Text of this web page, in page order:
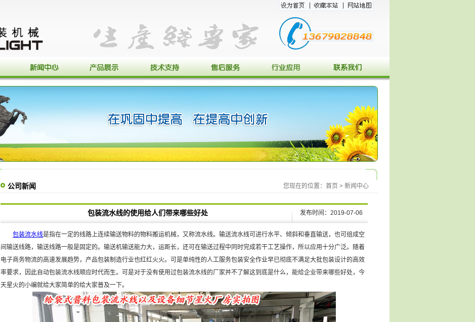
公司新闻 您现在的位置： 首页 > 新闻中心
包装流水线的使用给人们带来哪些好处 发布时间：2019-07-06
包装流水线是指在一定的线路上连续输送物料的物料搬运机械，又称流水线。输送流水线可进行水平、倾斜和垂直输送，也可组成空
间输送线路，输送线路一般是固定的。输送机输送能力大，运距长，还可在输送过程中同时完成若干工艺操作，所以应用十分广泛。随着
电子商务物流的高速发展趋势，产品包装制造行业也红红火火。可是单纯性的人工服务包装安全作业早已彻底不满足大批包装设计的高效
率要求，因此自动包装流水线顺应时代而生。可是对于没有使用过包装流水线的厂家并不了解这到底是什么，能给企业带来哪些好处，今
天星火的小编就给大家简单的给大家普及一下。